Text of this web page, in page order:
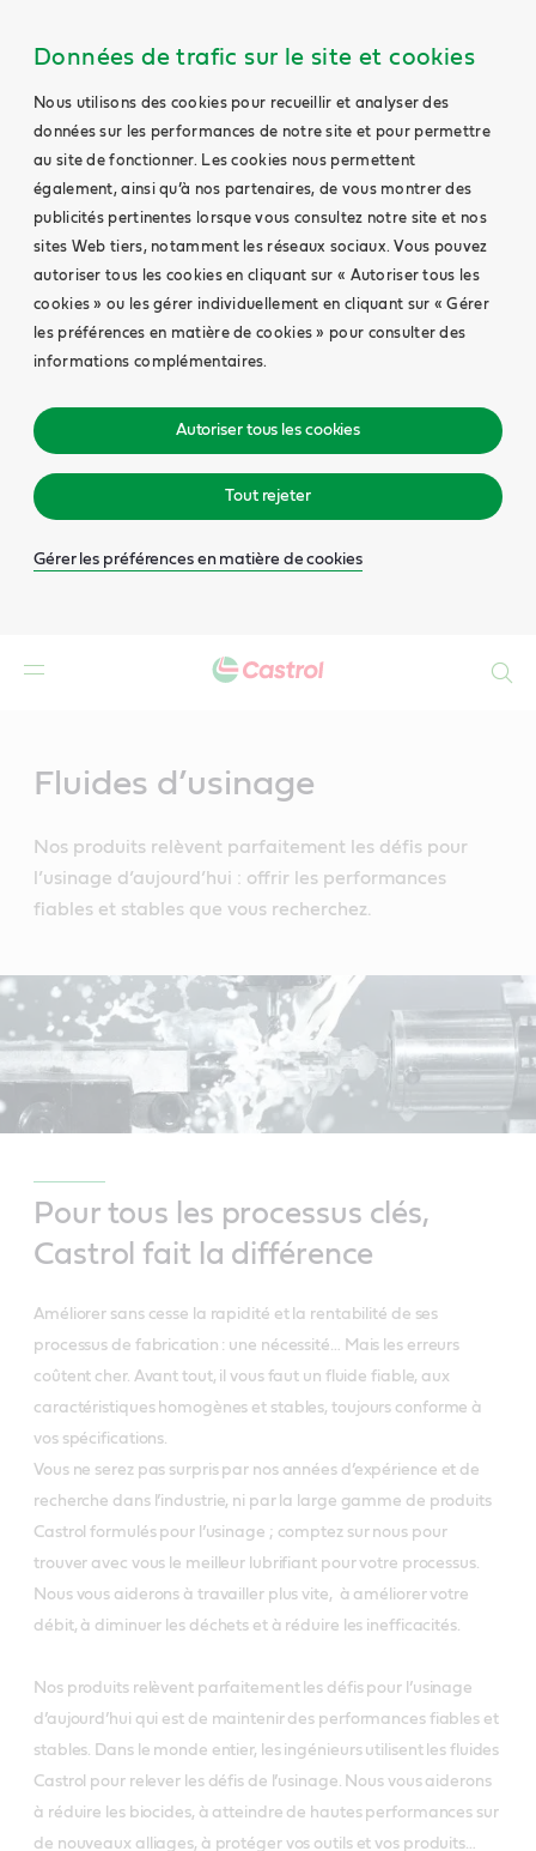
Données de trafic sur le site et cookies
Nous utilisons des cookies pour recueillir et analyser des
données sur les performances de notre site et pour permettre
au site de fonctionner. Les cookies nous permettent
également, ainsi qu’à nos partenaires, de vous montrer des
publicités pertinentes lorsque vous consultez notre site et nos
sites Web tiers, notamment les réseaux sociaux. Vous pouvez
autoriser tous les cookies en cliquant sur « Autoriser tous les
cookies » ou les gérer individuellement en cliquant sur « Gérer
les préférences en matière de cookies » pour consulter des
informations complémentaires.
Autoriser tous les cookies
Tout rejeter
Gérer les préférences en matière de cookies
Fluides d’usinage
Nos produits relèvent parfaitement les défis pour
l’usinage d’aujourd’hui : offrir les performances
fiables et stables que vous recherchez.
Pour tous les processus clés,
Castrol fait la différence
Améliorer sans cesse la rapidité et la rentabilité de ses
processus de fabrication : une nécessité… Mais les erreurs
coûtent cher. Avant tout, il vous faut un fluide fiable, aux
caractéristiques homogènes et stables, toujours conforme à
vos spécifications.
Vous ne serez pas surpris par nos années d’expérience et de
recherche dans l’industrie, ni par la large gamme de produits
Castrol formulés pour l’usinage ; comptez sur nous pour
trouver avec vous le meilleur lubrifiant pour votre processus.
Nous vous aiderons à travailler plus vite, à améliorer votre
débit, à diminuer les déchets et à réduire les inefficacités.
Nos produits relèvent parfaitement les défis pour l’usinage
d’aujourd’hui qui est de maintenir des performances fiables et
stables. Dans le monde entier, les ingénieurs utilisent les fluides
Castrol pour relever les défis de l’usinage. Nous vous aiderons
à réduire les biocides, à atteindre de hautes performances sur
de nouveaux alliages, à protéger vos outils et vos produits…